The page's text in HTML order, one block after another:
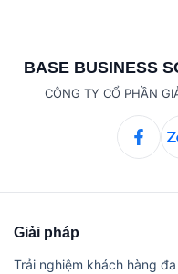
BASE BUSINESS
CÔNG TY CỔ PHẦN
Giải pháp
Trải nghiệm khách hàng